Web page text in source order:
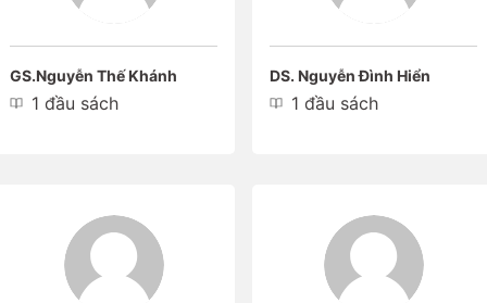
GS.Nguyễn Thế Khánh
1 đầu sách
DS. Nguyễn Đình Hiển
1 đầu sách